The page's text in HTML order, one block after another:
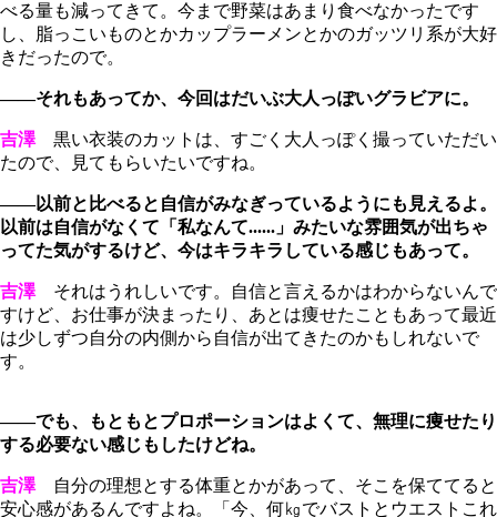
べる量も減ってきて。今まで野菜はあまり食べなかったです
し、脂っこいものとかカップラーメンとかのガッツリ系が大好
きだったので。
――それもあってか、今回はだいぶ大人っぽいグラビアに。
吉澤黒い衣装のカットは、すごく大人っぽく撮っていただい
たので、見てもらいたいですね。
――以前と比べると自信がみなぎっているようにも見えるよ。
以前は自信がなくて「私なんて......」みたいな雰囲気が出ちゃ
ってた気がするけど、今はキラキラしている感じもあって。
吉澤それはうれしいです。自信と言えるかはわからないんで
すけど、お仕事が決まったり、あとは痩せたこともあって最近
は少しずつ自分の内側から自信が出てきたのかもしれないで
す。
――でも、もともとプロポーションはよくて、無理に痩せたり
する必要ない感じもしたけどね。
吉澤自分の理想とする体重とかがあって、そこを保ててると
安心感があるんですよね。「今、何㎏でバストとウエストこれ